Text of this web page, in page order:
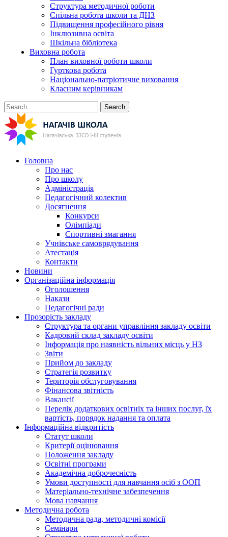
Структура методичної роботи
Спільна робота школи та ДНЗ
Підвищення професійного рівня
Інклюзивна освіта
Шкільна бібліотека
Виховна робота
План виховної роботи школи
Гурткова робота
Національно-патріотичне виховання
Класним керівникам
Search
Головна
Про нас
Про школу
Адміністрація
Педагогічний колектив
Досягнення
Конкурси
Олімпіади
Спортивні змагання
Учнівське самоврядування
Атестація
Контакти
Новини
Організаційна інформація
Оголошення
Накази
Педагогічні ради
Прозорість закладу
Структура та органи управління закладу освіти
Кадровий склад закладу освіти
Інформація про наявність вільних місць у НЗ
Звіти
Прийом до закладу
Стратегія розвитку
Територія обслуговування
Фінансова звітність
Вакансії
Перелік додаткових освітніх та інших послуг, їх
вартість, порядок надання та оплата
Інформаційна відкритість
Статут школи
Критерії оцінювання
Положення закладу
Освітні програми
Академічна доброчесність
Умови доступності для навчання осіб з ООП
Матеріально-технічне забезпечення
Мова навчання
Методична робота
Методична рада, методичні комісії
Семінари